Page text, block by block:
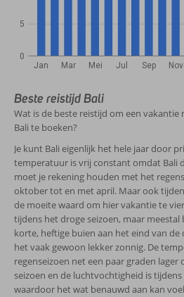
Jan Mar Mei Jul Sep Nov
0
5
Beste reistijd Bali
Wat is de beste reistijd om een vakantie
Bali te boeken?
Je kunt Bali eigenlijk het hele jaar door
temperatuur is vrij constant omdat Bali
moet je rekening houden met het
oktober tot en met april. Maar ook
de moeite waard om hier vakantie te
tijdens het droge seizoen, maar
korte, heftige buien aan het eind van de
het vaak gewoon lekker zonnig. De
regenseizoen net een paar graden
seizoen en de luchtvochtigheid is
waardoor het wat benauwd aan kan